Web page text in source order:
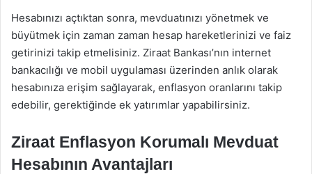
Hesabınızı açtıktan sonra, mevduatınızı yönetmek ve
büyütmek için zaman zaman hesap hareketlerinizi ve faiz
getirinizi takip etmelisiniz. Ziraat Bankası’nın internet
bankacılığı ve mobil uygulaması üzerinden anlık olarak
hesabınıza erişim sağlayarak, enflasyon oranlarını takip
edebilir, gerektiğinde ek yatırımlar yapabilirsiniz.
Ziraat Enflasyon Korumalı Mevduat
Hesabının Avantajları